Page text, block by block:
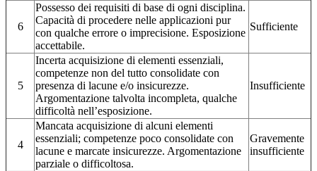
6
Possesso dei requisiti di base di ogni disciplina.
Capacità di procedere nelle applicazioni pur
con qualche errore o imprecisione. Esposizione
accettabile.
Sufficiente
5
Incerta acquisizione di elementi essenziali,
competenze non del tutto consolidate con
presenza di lacune e/o insicurezze.
Argomentazione talvolta incompleta, qualche
difficoltà nell’esposizione.
Insufficiente
4
Mancata acquisizione di alcuni elementi
essenziali; competenze poco consolidate con
lacune e marcate insicurezze. Argomentazione
parziale o difficoltosa.
Gravemente
insufficiente